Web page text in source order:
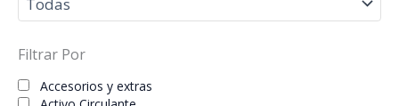
Filtrar Por
Accesorios y extras